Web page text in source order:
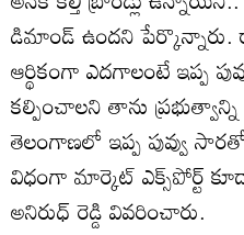
డిమాండ్ ఉందని పేర్కొన్నారు.
ఆర్థికంగా ఎదగాలంటే ఇప్ప
కల్పించాలని తాను
తెలంగాణలో ఇప్ప పువ్వు
విధంగా మార్కెట్‌ ఎక్స్‌పోర్ట్
అనిరుధ్ రెడ్డి వివరించారు.